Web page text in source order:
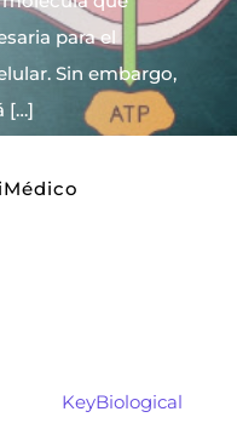
para el
Sin embargo,
[…]